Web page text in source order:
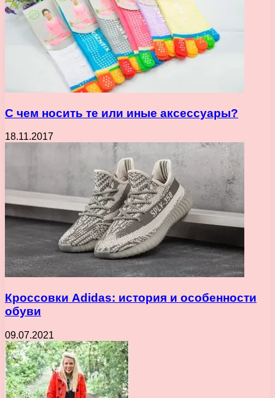
С чем носить те или иные аксессуары?
18.11.2017
Кроссовки Adidas: история и особенности
обуви
09.07.2021